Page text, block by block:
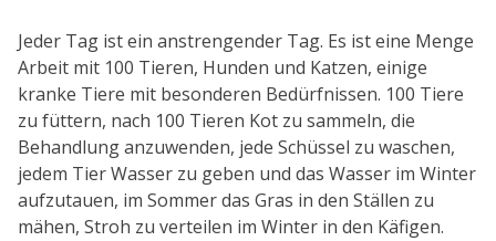
Jeder Tag ist ein anstrengender Tag. Es ist eine Menge
Arbeit mit 100 Tieren, Hunden und Katzen, einige
kranke Tiere mit besonderen Bedürfnissen. 100 Tiere
zu füttern, nach 100 Tieren Kot zu sammeln, die
Behandlung anzuwenden, jede Schüssel zu waschen,
jedem Tier Wasser zu geben und das Wasser im Winter
aufzutauen, im Sommer das Gras in den Ställen zu
mähen, Stroh zu verteilen im Winter in den Käfigen.